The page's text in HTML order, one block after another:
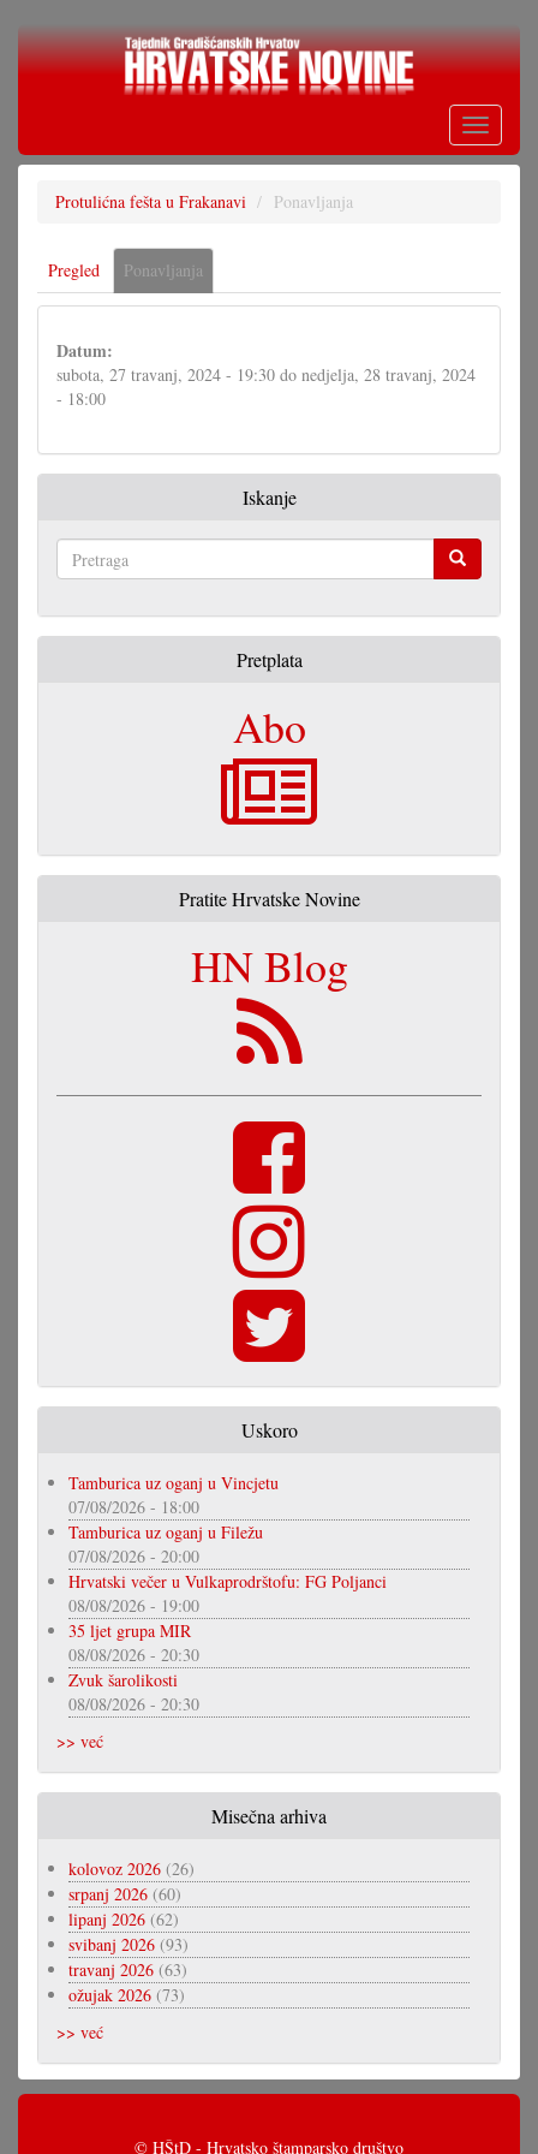
Skoči
Toggle
Protulićna fešta u Frakanavi Ponavljanja
Primarne
oznake
Pregled Ponavljanja
oznaka)
Datum:
subota, 27 travanj, 2024 - 19:30 do nedjelja, 28 travanj, 2024
- 18:00
Iskanje
Pretplata
Abo
Pratite Hrvatske Novine
HN Blog
Uskoro
Tamburica uz oganj u Vincjetu
07/08/2026 - 18:00
Tamburica uz oganj u Filežu
07/08/2026 - 20:00
Hrvatski večer u Vulkaprodrštofu: FG Poljanci
08/08/2026 - 19:00
35 ljet grupa MIR
08/08/2026 - 20:30
Zvuk šarolikosti
08/08/2026 - 20:30
>> već
Misečna arhiva
kolovoz 2026 (26)
srpanj 2026 (60)
lipanj 2026 (62)
svibanj 2026 (93)
travanj 2026 (63)
ožujak 2026 (73)
>> već
© HŠtD - Hrvatsko štamparsko društvo